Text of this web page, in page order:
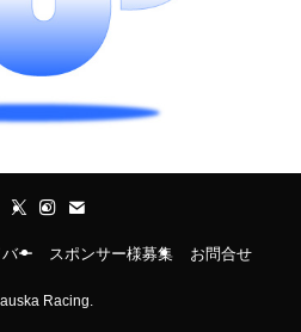
バー スポンサー様募集 お問合せ
Racing.